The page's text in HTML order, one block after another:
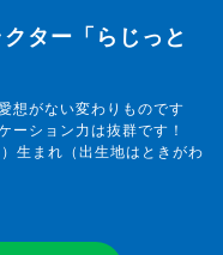
ター「らじっと
想がない変わりものです
ーション力は抜群です！
生まれ（出生地はときがわ